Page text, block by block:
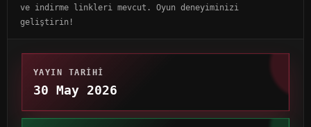
ve indirme linkleri mevcut. Oyun deneyiminizi
geliştirin!
YAYIN TARIHI
30 May 2026